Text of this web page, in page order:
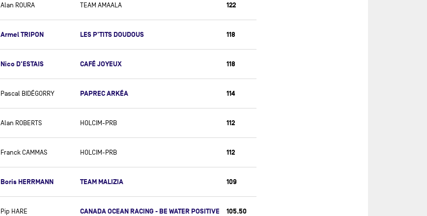
GILLES CAMPAN
ANDREW CAPE
THOMAS CARDRIN
TANGUY CARIOU
DONATIEN CARME
NC
ACCELERATOR
PRYSMIAN
RESILIENT
ROSALBA
SEAEXPLORER - YACHT CLUB DE
MONACO
Alan ROURA TEAM AMAALA 122
Armel TRIPON LES P'TITS DOUDOUS 118
Nico D'ESTAIS CAFÉ JOYEUX 118
Pascal BIDÉGORRY PAPREC ARKÉA 114
Alan ROBERTS HOLCIM-PRB 112
Franck CAMMAS HOLCIM-PRB 112
Boris HERRMANN TEAM MALIZIA 109
Pip HARE CANADA OCEAN RACING - BE WATER POSITIVE 105.50